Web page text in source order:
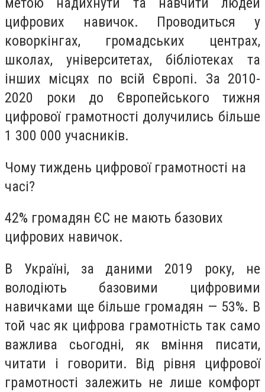
цифрових навичок. Проводиться у
коворкінгах, громадських центрах,
школах, університетах, бібліотеках та
інших місцях по всій Європі. За 2010-
2020 роки до Європейського тижня
цифрової грамотності долучились більше
1 300 000 учасників.
Чому тиждень цифрової грамотності на
часі?
42% громадян ЄС не мають базових
цифрових навичок.
В Україні, за даними 2019 року, не
володіють базовими цифровими
навичками ще більше громадян — 53%. В
той час як цифрова грамотність так само
важлива сьогодні, як вміння писати,
читати і говорити. Від рівня цифрової
грамотності залежить не лише комфорт